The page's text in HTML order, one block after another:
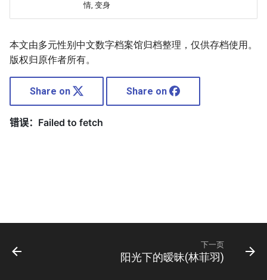
情, 变身
本文由多元性别中文数字档案馆归档整理，仅供存档使用。
版权归原作者所有。
Share on Share on
下一页
阳光下的暧昧(林菲羽)